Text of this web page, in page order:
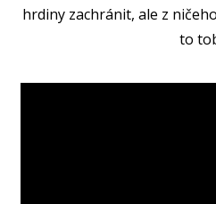
hrdiny zachránit, ale z
to